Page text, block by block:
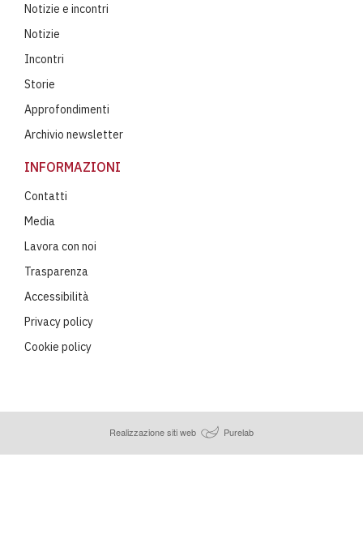
Notizie e incontri
Notizie
Incontri
Storie
Approfondimenti
Archivio newsletter
INFORMAZIONI
Contatti
Media
Lavora con noi
Trasparenza
Accessibilità
Privacy policy
Cookie policy
Realizzazione siti web Purelab